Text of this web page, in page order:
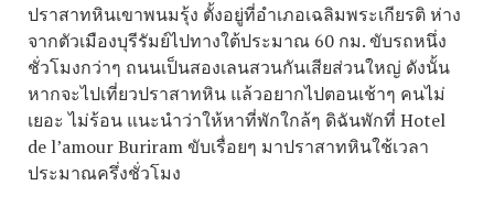
ปราสาทหินเขาพนมรุ้ง ตั้งอยู่ที่อำเภอเฉลิมพระเกียรติ ห่าง
จากตัวเมืองบุรีรัมย์ไปทางใต้ประมาณ 60 กม. ขับรถหนึ่ง
ชั่วโมงกว่าๆ ถนนเป็นสองเลนสวนกันเสียส่วนใหญ่ ดังนั้น
หากจะไปเที่ยวปราสาทหิน แล้วอยากไปตอนเช้าๆ คนไม่
เยอะ ไม่ร้อน แนะนำว่าให้หาที่พักใกล้ๆ ดิฉันพักที่ Hotel
de l’amour Buriram ขับเรื่อยๆ มาปราสาทหินใช้เวลา
ประมาณครึ่งชั่วโมง